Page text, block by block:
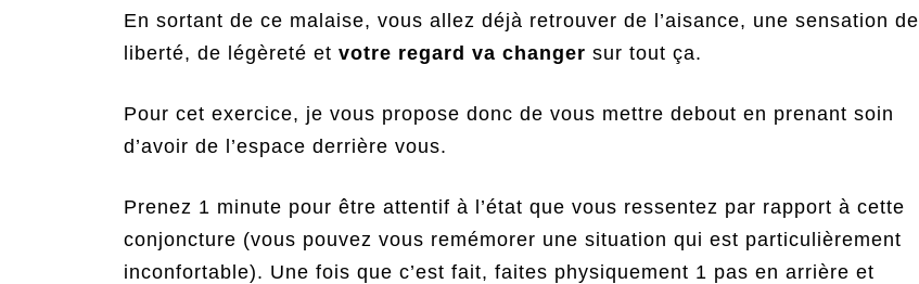
En sortant de ce malaise, vous allez déjà retrouver de l’aisance, une sensation de
liberté, de légèreté et votre regard va changer sur tout ça.
Pour cet exercice, je vous propose donc de vous mettre debout en prenant soin
d’avoir de l’espace derrière vous.
Prenez 1 minute pour être attentif à l’état que vous ressentez par rapport à cette
conjoncture (vous pouvez vous remémorer une situation qui est particulièrement
inconfortable). Une fois que c’est fait, faites physiquement 1 pas en arrière et